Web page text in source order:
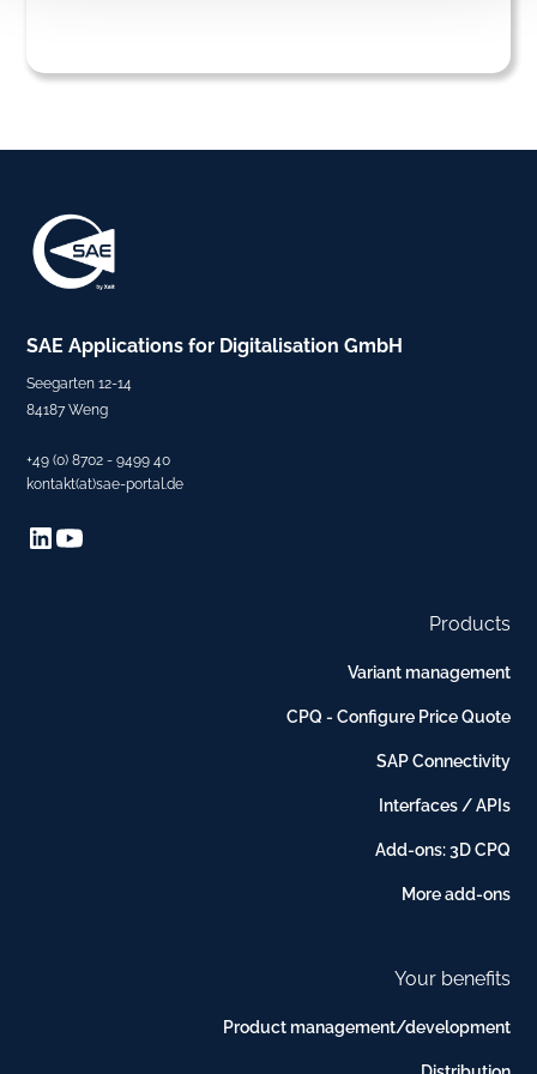
SAEApplications for Digitalisation GmbH
Seegarten 12-14
84187 Weng
+49 (0) 8702 - 9499 40
kontakt(at)sae-portal.de
Products
Variant management
CPQ - Configure Price Quote
SAP Connectivity
Interfaces / APIs
Add-ons: 3D CPQ
More add-ons
Your benefits
Product management/development